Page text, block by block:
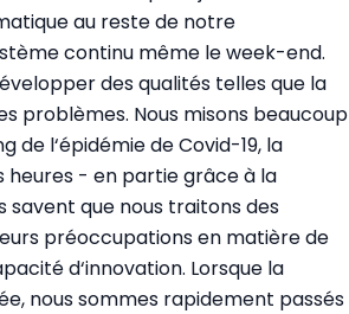
au reste de notre
continu même le week-end.
des qualités telles que la
problèmes. Nous misons beaucoup
de l‘épidémie de Covid-19, la
heures - en partie grâce à la
que nous traitons des
préoccupations en matière de
d‘innovation. Lorsque la
nous sommes rapidement passés